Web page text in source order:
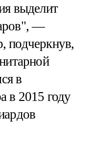
выделит
—
подчеркнув,
в
в 2015 году